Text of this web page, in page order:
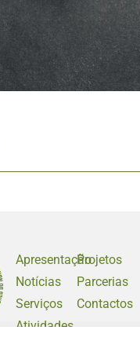
Apresentação
Notícias
Serviços
Atividades
Projetos
Parcerias
Contactos